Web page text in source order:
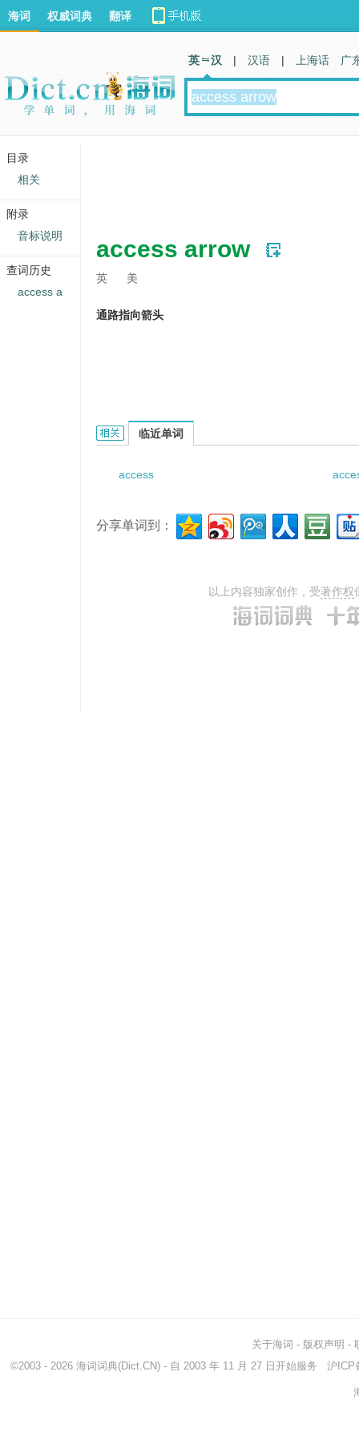
access arrow
英 美
通路指向箭头
access arrow的相关资料：
临近单词
access
分享单词到：
以上内容独家创作，受著作权
海词 权威词典 翻译
英 汉 | 汉语 | 上海话 广
关于海词 - 版权声明 -
©2003 - 2026 海词词典(Dict.CN) - 自 2003 年 11 月 27 日开始服务 沪ICP
目录
相关
附录
音标说明
查词历史
access a